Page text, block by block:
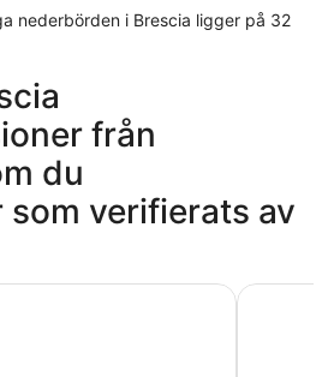
nederbörden i Brescia ligger på 32
från
du
som verifierats av
Winter